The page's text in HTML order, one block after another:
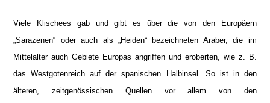
Viele Klischees gab und gibt es über die von den Europäern
„Sarazenen“ oder auch als „Heiden“ bezeichneten Araber, die im
Mittelalter auch Gebiete Europas angriffen und eroberten, wie z. B.
das Westgotenreich auf der spanischen Halbinsel. So ist in den
älteren, zeitgenössischen Quellen vor allem von den